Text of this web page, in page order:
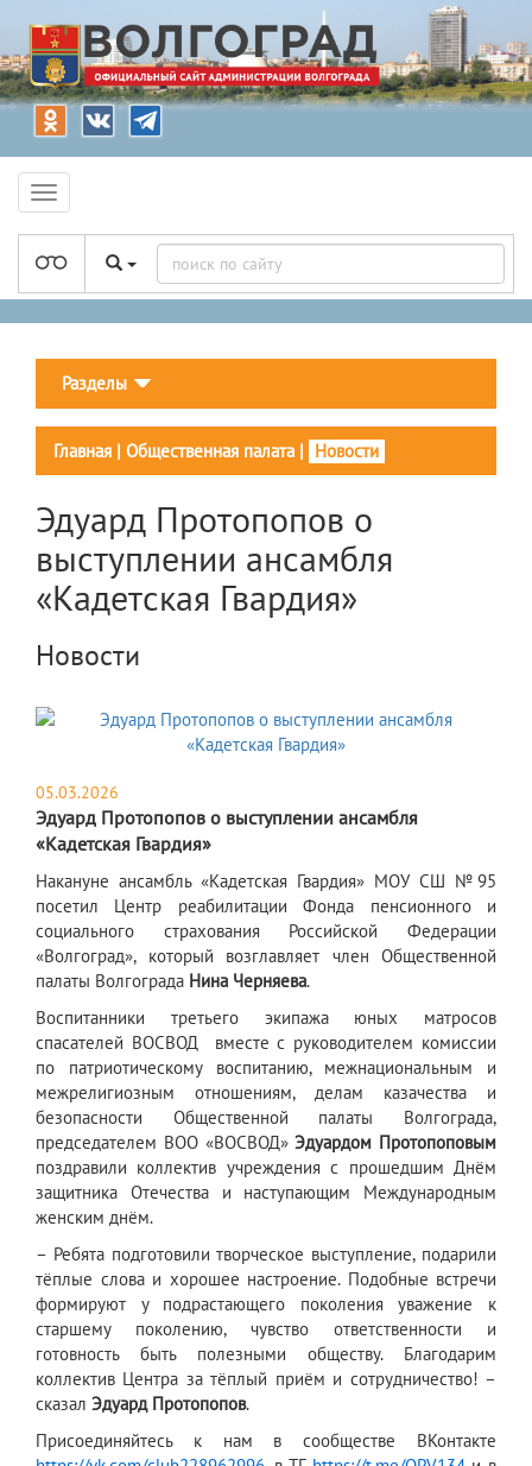
Разделы
Главная | Общественная палата | Новости
Эдуард Протопопов о
выступлении ансамбля
«Кадетская Гвардия»
Новости
05.03.2026
Эдуард Протопопов о выступлении ансамбля
«Кадетская Гвардия»
​Накануне ансамбль «Кадетская Гвардия» МОУ СШ №95
посетил Центр реабилитации Фонда пенсионного и
социального страхования Российской Федерации
«Волгоград», который возглавляет член Общественной
палаты Волгограда Нина Черняева.
Воспитанники третьего экипажа юных матросов
спасателей ВОСВОД вместе с руководителем комиссии
по патриотическому воспитанию, межнациональным и
межрелигиозным отношениям, делам казачества и
безопасности Общественной палаты Волгограда,
председателем ВОО «ВОСВОД»Эдуардом Протопоповым
поздравили коллектив учреждения с прошедшим Днём
защитника Отечества и наступающим Международным
женским днём.
– Ребята подготовили творческое выступление, подарили
тёплые слова и хорошее настроение. Подобные встречи
формируют у подрастающего поколения уважение к
старшему поколению, чувство ответственности и
готовность быть полезными обществу. Благодарим
коллектив Центра за тёплый приём и сотрудничество! –
сказал Эдуард Протопопов.
Присоединяйтесь к нам в сообществе ВКонтакте